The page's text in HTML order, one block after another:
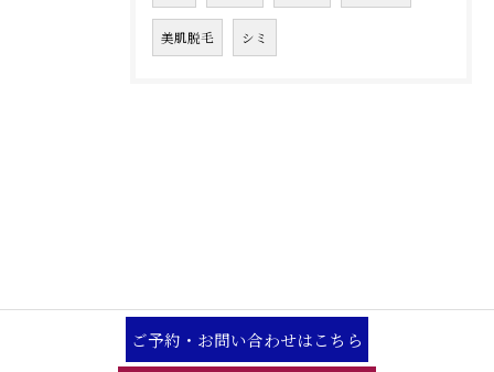
美肌脱毛 シミ
ご予約・お問い合わせはこちら